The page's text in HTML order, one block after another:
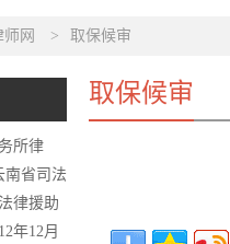
网 > 取保候审
所律
南省司法
律援助
年12月
取保候审